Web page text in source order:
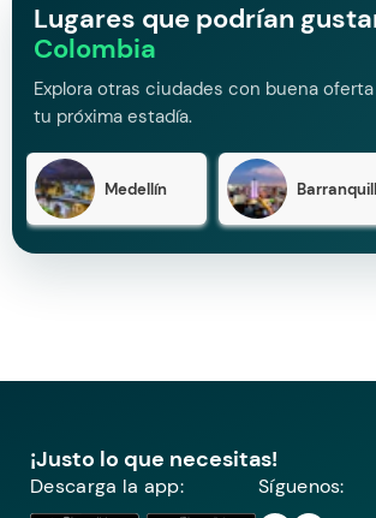
Lugares que podrían
Colombia
Explora otras ciudades con buena
tu próxima estadía.
Medellín
¡Justo lo que necesitas!
Descarga la app: Síguenos: